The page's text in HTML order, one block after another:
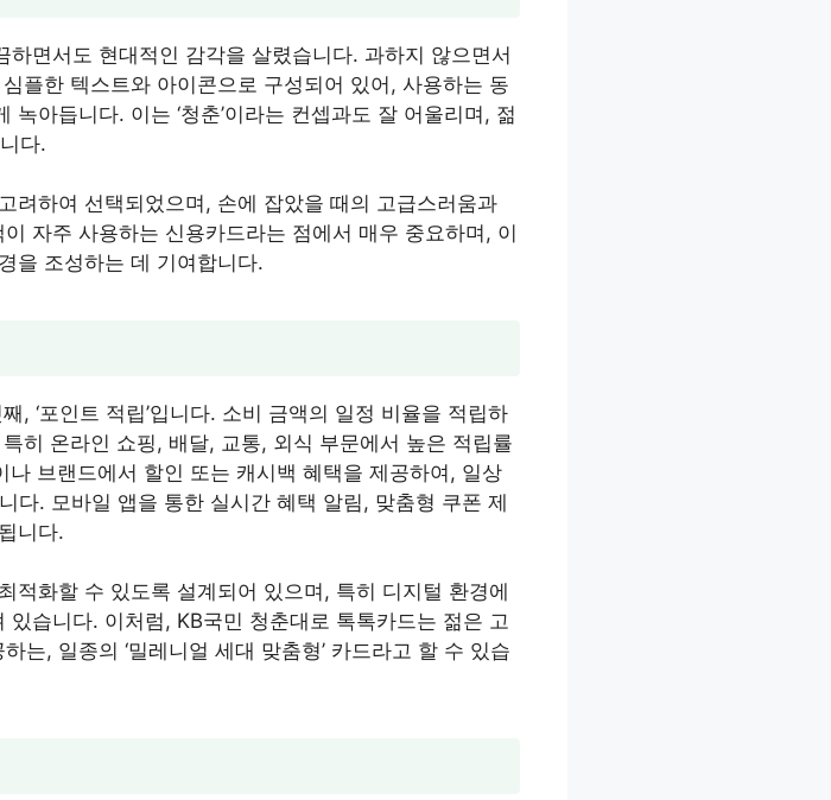
면서도 현대적인 감각을 살렸습니다. 과하지 않으면서
플한 텍스트와 아이콘으로 구성되어 있어, 사용하는 동
아듭니다. 이는 ‘청춘’이라는 컨셉과도 잘 어울리며, 젊
다.
려하여 선택되었으며, 손에 잡았을 때의 고급스러움과
자주 사용하는 신용카드라는 점에서 매우 중요하며, 이
을 조성하는 데 기여합니다.
, ‘포인트 적립’입니다. 소비 금액의 일정 비율을 적립하
히 온라인 쇼핑, 배달, 교통, 외식 부문에서 높은 적립률
나 브랜드에서 할인 또는 캐시백 혜택을 제공하여, 일상
다. 모바일 앱을 통한 실시간 혜택 알림, 맞춤형 쿠폰 제
니다.
적화할 수 있도록 설계되어 있으며, 특히 디지털 환경에
습니다. 이처럼, KB국민 청춘대로 톡톡카드는 젊은 고
는, 일종의 ‘밀레니얼 세대 맞춤형’ 카드라고 할 수 있습